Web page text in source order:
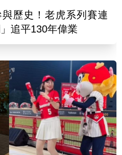
歷史！老虎系列賽連
追平130年偉業